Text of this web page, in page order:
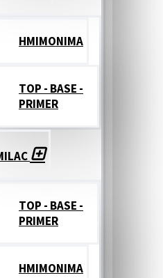
HMIMONIMA
TOP - BASE -
PRIMER
TOP - BASE -
PRIMER
ΗΜΙΜΟΝΙΜΑ